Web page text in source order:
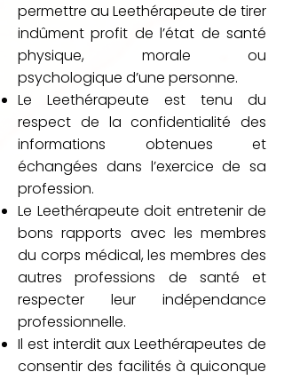
permettre au Leethérapeute de tirer
indûment profit de l’état de santé
physique, morale ou
psychologique d’une personne.
Le Leethérapeute est tenu du
respect de la confidentialité des
informations obtenues et
échangées dans l’exercice de sa
profession.
Le Leethérapeute doit entretenir de
bons rapports avec les membres
du corps médical, les membres des
autres professions de santé et
respecter leur indépendance
professionnelle.
Il est interdit aux Leethérapeutes de
consentir des facilités à quiconque